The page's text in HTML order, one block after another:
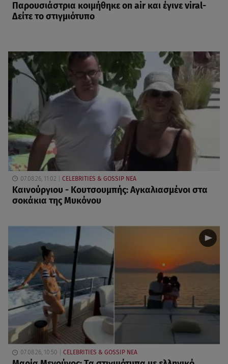
Παρουσιάστρια κοιμήθηκε on air και έγινε viral-
Δείτε το στιγμιότυπο
07.08.26, 11:02 CELEBRITIES & GOSSIP ΝΕΑ
Καινούργιου - Κουτσουμπής: Αγκαλιασμένοι στα
σοκάκια της Μυκόνου
07.08.26, 10:50 CELEBRITIES & GOSSIP ΝΕΑ